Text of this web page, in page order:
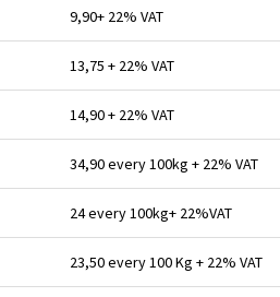
9,90+ 22% VAT
13,75 + 22% VAT
14,90 + 22% VAT
34,90 every 100kg + 22% VAT
24 every 100kg+ 22%VAT
23,50 every 100 Kg + 22% VAT